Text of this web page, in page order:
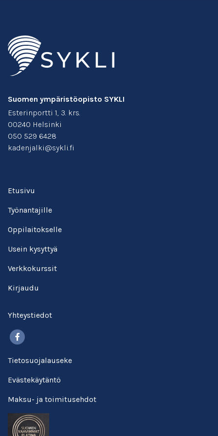
Suomen ympäristöopisto SYKLI
Esterinportti 1, 3. krs.
00240 Helsinki
050 529 6428
kadenjalki@sykli.fi
Etusivu
Työnantajille
Oppilaitokselle
Usein kysyttyä
Verkkokurssit
Kirjaudu
Yhteystiedot
Tietosuojalauseke
Evästekäytäntö
Maksu- ja toimitusehdot